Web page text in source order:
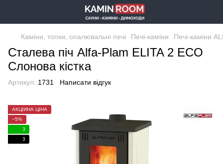
Каміни, топки, опалювальні печі Печі-каміни Печі-каміни
Сталева піч Alfa-Plam ELITA 2 ECO
Слонова кістка
Артикул: 1731 Написати відгук
АКЦІЙНА ЦІНА
−5%
3
3